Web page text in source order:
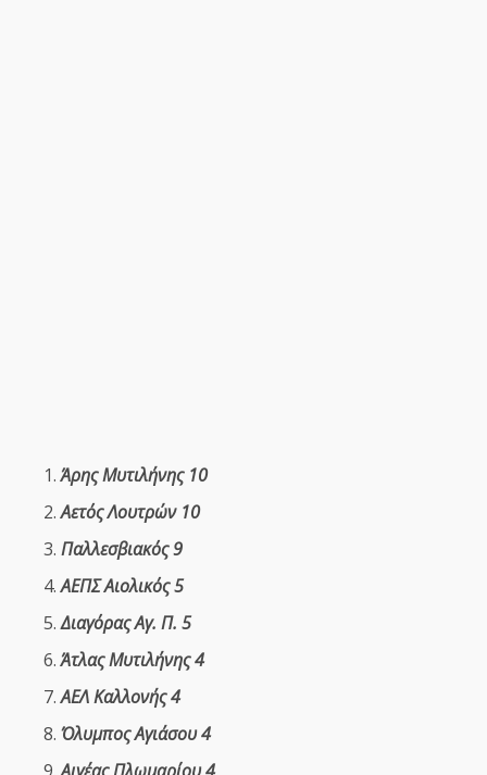
Άρης Μυτιλήνης 10
Αετός Λουτρών 10
Παλλεσβιακός 9
ΑΕΠΣ Αιολικός 5
Διαγόρας Αγ. Π. 5
Άτλας Μυτιλήνης 4
ΑΕΛ Καλλονής 4
Όλυμπος Αγιάσου 4